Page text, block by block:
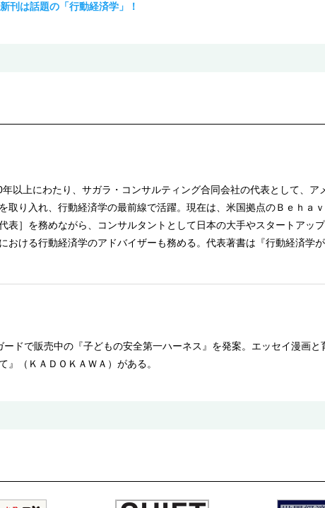
刊は話題の「行動経済学」！
以上にわたり、サガラ・コンサルティング合同会社の代表として、ア
取り入れ、行動経済学の最前線で活躍。現在は、米国拠点のＢｅｈａ
］を務めながら、コンサルタントとして日本の大手やスタートアッ
おける行動経済学のアドバイザーも務める。代表著書は『行動経済学
ドで販売中の『子どもの安全第一ハーネス』を発案。エッセイ漫画と
（ＫＡＤＯＫＡＷＡ）がある。